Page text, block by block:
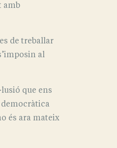
amb
de treballar
al
que ens
és ara mateix